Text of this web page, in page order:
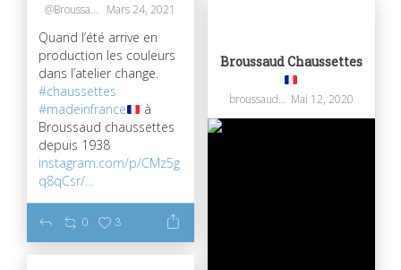
@Broussaudtextil Mars 24, 2021
Quand l’été arrive en
production les couleurs
dans l’atelier change.
#chaussettes
#madeinfrance
à
Broussaud chaussettes
depuis 1938
instagram.com/p/CMz5g
q8qCsr/…
0 3
Broussaud Chaussettes
broussaudchaussettes Mai 12, 2020